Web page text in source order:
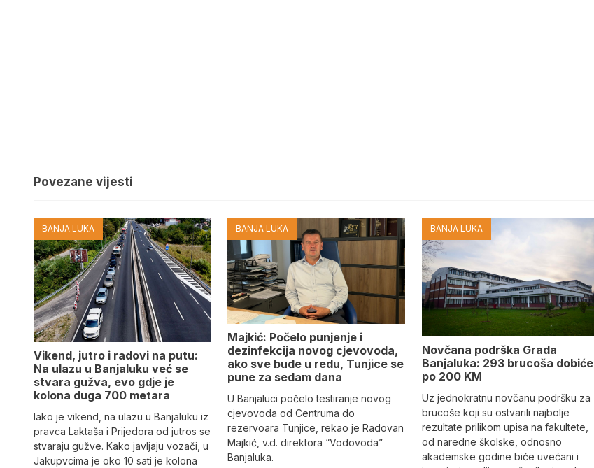
Povezane vijesti
BANJA LUKA
Vikend, jutro i radovi na putu:
Na ulazu u Banjaluku već se
stvara gužva, evo gdje je
kolona duga 700 metara
Iako je vikend, na ulazu u Banjaluku iz
pravca Laktaša i Prijedora od jutros se
stvaraju gužve. Kako javljaju vozači, u
Jakupvcima je oko 10 sati je kolona
BANJA LUKA
Majkić: Počelo punjenje i
dezinfekcija novog cjevovoda,
ako sve bude u redu, Tunjice se
pune za sedam dana
U Banjaluci počelo testiranje novog
cjevovoda od Centruma do
rezervoara Tunjice, rekao je Radovan
Majkić, v.d. direktora “Vodovoda”
Banjaluka.
BANJA LUKA
Novčana podrška Grada
Banjaluka: 293 brucoša dobiće
po 200 KM
Uz jednokratnu novčanu podršku za
brucoše koji su ostvarili najbolje
rezultate prilikom upisa na fakultete,
od naredne školske, odnosno
akademske godine biće uvećani i